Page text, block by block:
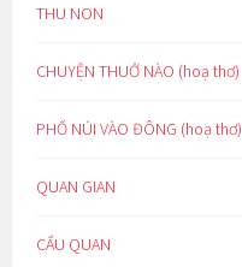
THU NON
CHUYỆN THUỞ NÀO (hoạ thơ)
PHỐ NÚI VÀO ĐÔNG (hoạ thơ)
QUAN GIAN
CẨU QUAN